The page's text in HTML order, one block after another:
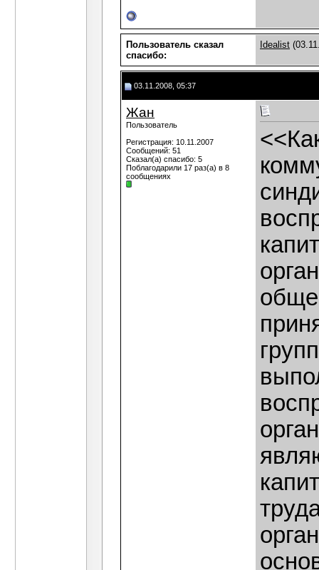
Пользователь сказал
cпасибо:
Idealist
03.11.2008, 05:37
Жан
Пользователь
Регистрация: 10.11.2007
Сообщений: 51
Сказал(а) спасибо: 5
Поблагодарили 17 раз(а) в 8
сообщениях